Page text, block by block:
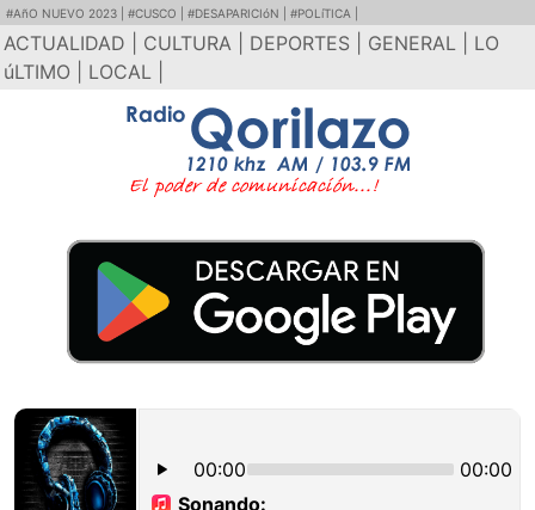
#AñO NUEVO 2023 | #CUSCO | #DESAPARICIóN | #POLíTICA |
ACTUALIDAD | CULTURA | DEPORTES | GENERAL | LO
úLTIMO | LOCAL |